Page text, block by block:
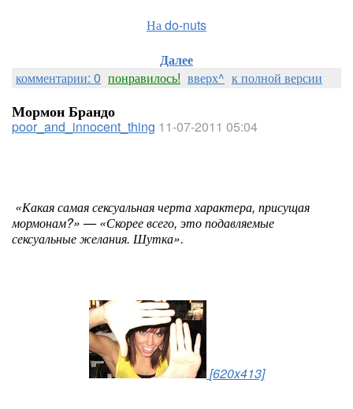
На do-nuts
Далее
комментарии: 0 понравилось! вверх^ к полной версии
Мормон Брандо
poor_and_innocent_thing 11-07-2011 05:04
«Какая самая сексуальная черта характера, присущая
мормонам?» — «Скорее всего, это подавляемые
сексуальные желания. Шутка».
[620x413]